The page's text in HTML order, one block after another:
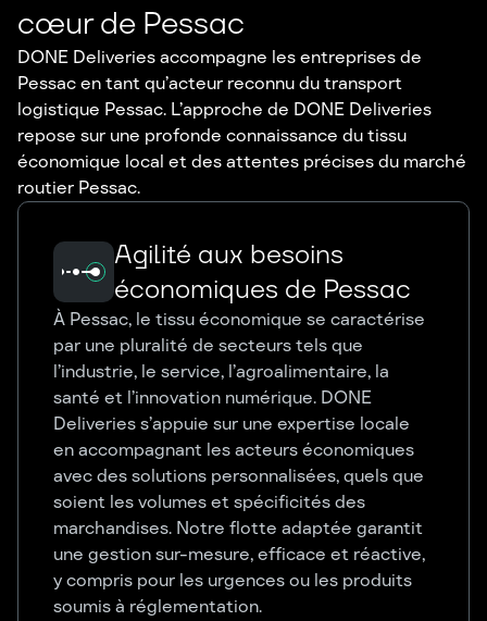
cœur de Pessac
DONE Deliveries accompagne les entreprises de
Pessac en tant qu’acteur reconnu du transport
logistique Pessac. L’approche de DONE Deliveries
repose sur une profonde connaissance du tissu
économique local et des attentes précises du marché
routier Pessac.
Agilité aux besoins
économiques de Pessac
À Pessac, le tissu économique se caractérise
par une pluralité de secteurs tels que
l’industrie, le service, l’agroalimentaire, la
santé et l’innovation numérique. DONE
Deliveries s’appuie sur une expertise locale
en accompagnant les acteurs économiques
avec des solutions personnalisées, quels que
soient les volumes et spécificités des
marchandises. Notre flotte adaptée garantit
une gestion sur-mesure, efficace et réactive,
y compris pour les urgences ou les produits
soumis à réglementation.